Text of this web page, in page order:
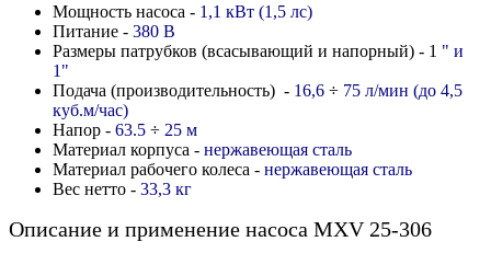
Мощность насоса - 1,1 кВт (1,5 лс)
Питание - 380 В
Размеры патрубков (всасывающий и напорный) - 1 " и
1"
Подача (производительность) - 16,6 ÷ 75 л/мин (до 4,5
куб.м/час)
Напор - 63.5 ÷ 25 м
Материал корпуса - нержавеющая сталь
Материал рабочего колеса - нержавеющая сталь
Вес нетто - 33,3 кг
Описание и применение насоса MXV 25-306